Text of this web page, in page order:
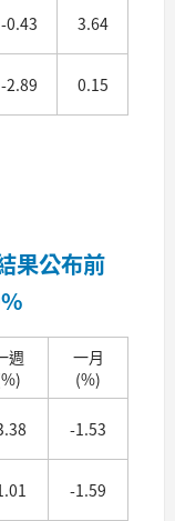
-0.43 3.64
-2.89 0.15
果公布前
週
一月
(%)
-1.53
-1.59